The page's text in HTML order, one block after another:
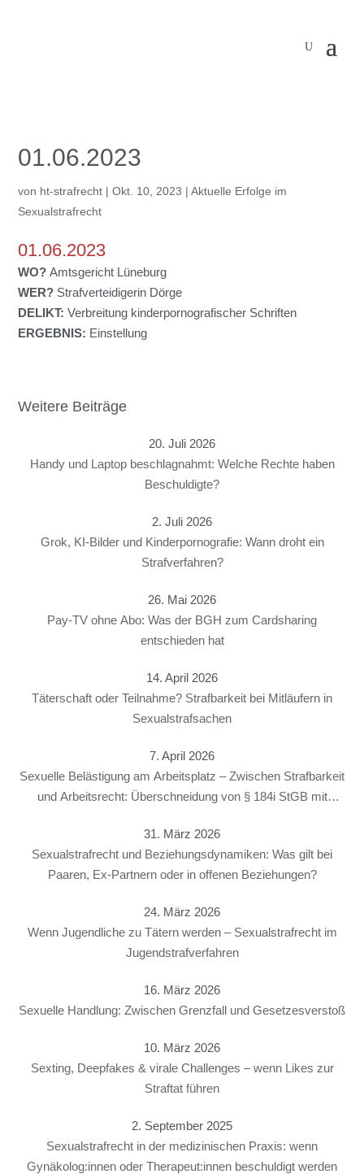
01.06.2023
von ht-strafrecht |Okt. 10, 2023 |Aktuelle Erfolge im
Sexualstrafrecht
01.06.2023
WO?Amtsgericht Lüneburg
WER? Strafverteidigerin Dörge
DELIKT:Verbreitung kinderpornografischer Schriften
ERGEBNIS: Einstellung
Weitere Beiträge
20. Juli 2026
Handy und Laptop beschlagnahmt: Welche Rechte haben
Beschuldigte?
2. Juli 2026
Grok, KI-Bilder und Kinderpornografie: Wann droht ein
Strafverfahren?
26. Mai 2026
Pay-TV ohne Abo: Was der BGH zum Cardsharing
entschieden hat
14. April 2026
Täterschaft oder Teilnahme? Strafbarkeit bei Mitläufern in
Sexualstrafsachen
7. April 2026
Sexuelle Belästigung am Arbeitsplatz – Zwischen Strafbarkeit
und Arbeitsrecht: Überschneidung von § 184i StGB mit
31. März 2026
Sexualstrafrecht und Beziehungsdynamiken: Was gilt bei
Paaren, Ex-Partnern oder in offenen Beziehungen?
24. März 2026
Wenn Jugendliche zu Tätern werden – Sexualstrafrecht im
Jugendstrafverfahren
16. März 2026
Sexuelle Handlung: Zwischen Grenzfall und Gesetzesverstoß
10. März 2026
Sexting, Deepfakes & virale Challenges – wenn Likes zur
Straftat führen
2. September 2025
Sexualstrafrecht in der medizinischen Praxis: wenn
Gynäkolog:innen oder Therapeut:innen beschuldigt werden